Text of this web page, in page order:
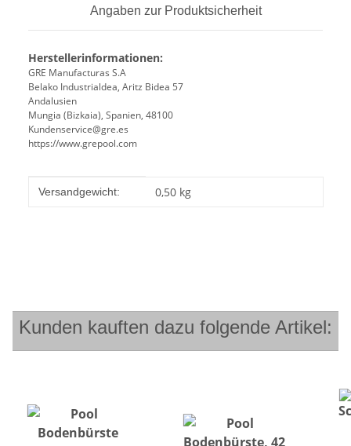
Angaben zur Produktsicherheit
Herstellerinformationen:
GRE Manufacturas S.A
Belako Industrialdea, Aritz Bidea 57
Andalusien
Mungia (Bizkaia), Spanien, 48100
Kundenservice@gre.es
https://www.grepool.com
Produkteigenschaft
Wert
Versandgewicht: 0,50 kg
Kunden kauften dazu folgende Artikel: